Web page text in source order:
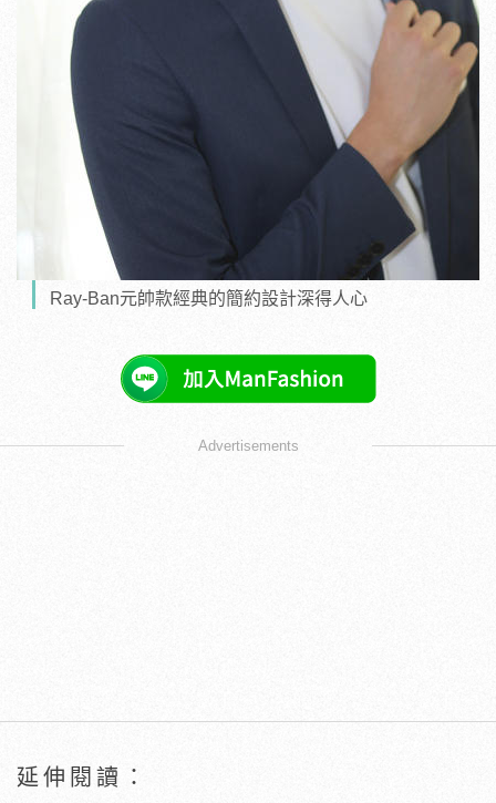
Ray-Ban元帥款經典的簡約設計深得人心
Advertisements
延伸閱讀：